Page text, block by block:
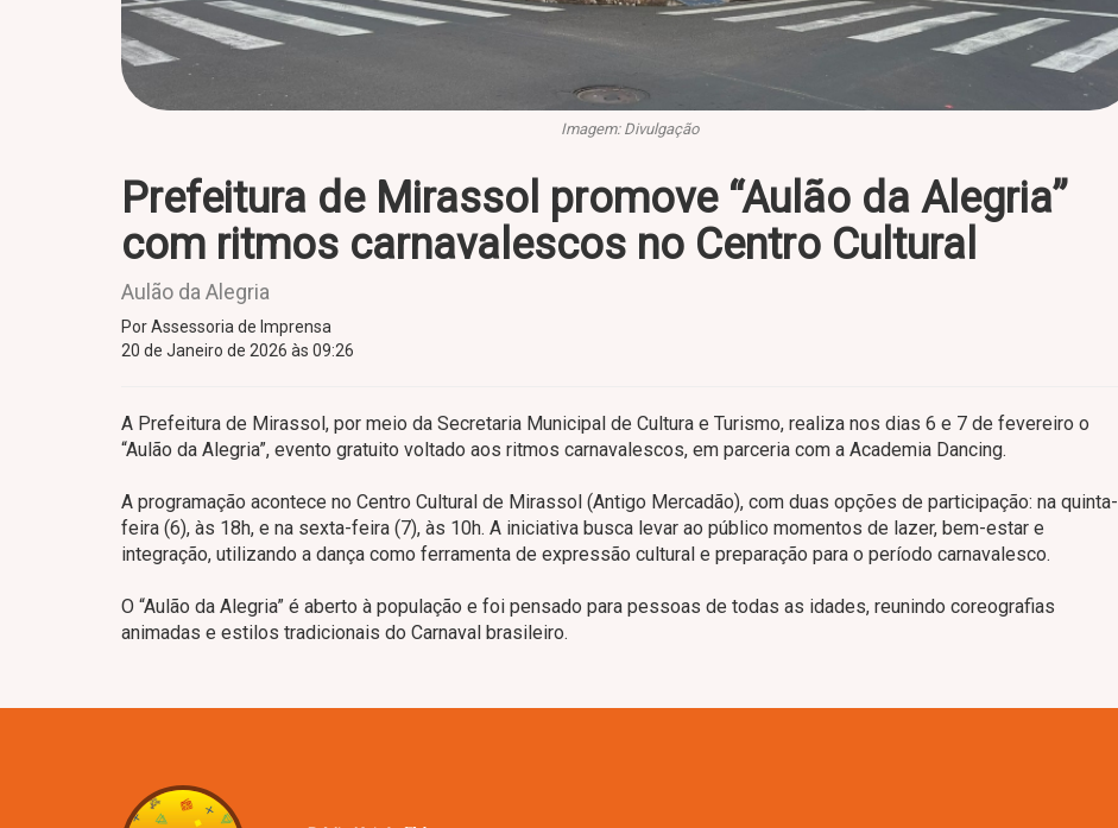
Imagem: Divulgação
Prefeitura de Mirassol promove “Aulão da Alegria”
com ritmos carnavalescos no Centro Cultural
Aulão da Alegria
Por Assessoria de Imprensa
20 de Janeiro de 2026 às 09:26
A Prefeitura de Mirassol, por meio da Secretaria Municipal de Cultura e Turismo, realiza nos dias 6 e 7 de fevereiro o
“Aulão da Alegria”, evento gratuito voltado aos ritmos carnavalescos, em parceria com a Academia Dancing.
A programação acontece no Centro Cultural de Mirassol (Antigo Mercadão), com duas opções de participação: na quinta-
feira (6), às 18h, e na sexta-feira (7), às 10h. A iniciativa busca levar ao público momentos de lazer, bem-estar e
integração, utilizando a dança como ferramenta de expressão cultural e preparação para o período carnavalesco.
O “Aulão da Alegria” é aberto à população e foi pensado para pessoas de todas as idades, reunindo coreografias
animadas e estilos tradicionais do Carnaval brasileiro.